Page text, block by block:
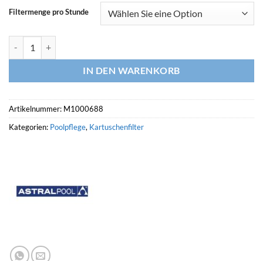
Filtermenge pro Stunde
IN DEN WARENKORB
Artikelnummer: M1000688
Kategorien: Poolpflege, Kartuschenfilter